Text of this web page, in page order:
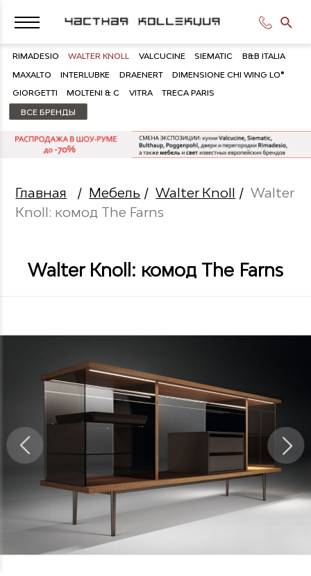
RIMADESIO WALTER KNOLL VALCUCINE SIEMATIC B&B ITALIA
MAXALTO INTERLUBKE DRAENERT DIMENSIONE CHI WING LO®
GIORGETTI MOLTENI & C VITRA TRECA PARIS
ВСЕ БРЕНДЫ
Главная / Мебель /Walter Knoll /Walter
Knoll: комод The Farns
Walter Knoll: комод The Farns